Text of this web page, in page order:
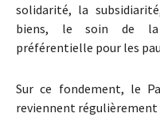
solidarité, la
biens, le soin de la
préférentielle pour les
Sur ce fondement, le
reviennent régulièrement